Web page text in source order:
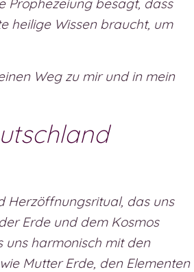
Prophezeiung besagt, dass
heilige Wissen braucht, um
Weg zu mir und in mein
Herzöffnungsritual, das uns
Erde und dem Kosmos
uns harmonisch mit den
Mutter Erde, den Elementen